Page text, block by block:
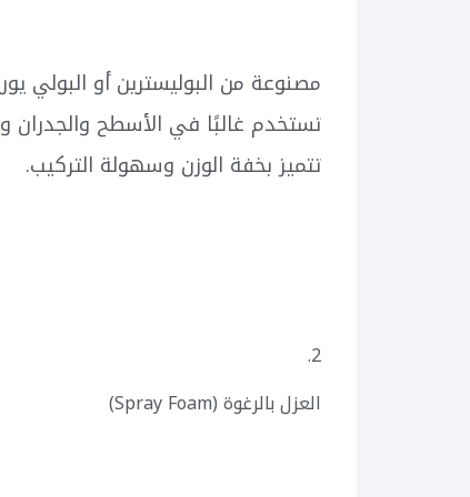
مصنوعة من البوليسترين أو البولي
تستخدم غالبًا في الأسطح والجدران
تتميز بخفة الوزن وسهولة التركيب.
2.
العزل بالرغوة (Spray Foam)